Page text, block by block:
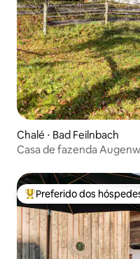
Chalé ⋅ Bad Feilnbach
Casa de fazenda
Entre os melhores
Preferido dos